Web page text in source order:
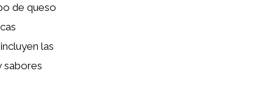
de queso
las
sabores